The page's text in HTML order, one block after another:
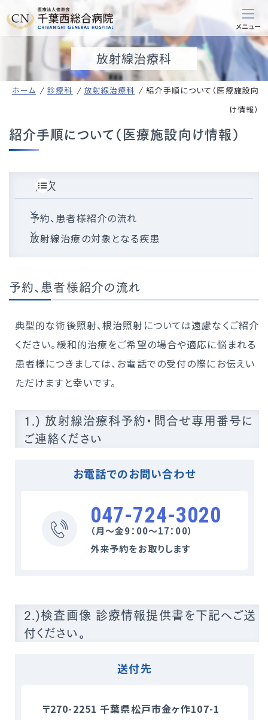
放射線治療科
ホーム 診療科 放射線治療科
紹介手順について（医療施設向
け情報）
紹介手順について（医療施設向け情報）
目次
予約、患者様紹介の流れ
放射線治療の対象となる疾患
予約、患者様紹介の流れ
典型的な術後照射、根治照射については遠慮なくご紹介
ください。緩和的治療をご希望の場合や適応に悩まれる
患者様につきましては、お電話での受付の際にお伝えい
ただけますと幸いです。
1.) 放射線治療科予約・問合せ専用番号に
ご連絡ください
お電話でのお問い合わせ
047-724-3020
（月～金9：00～17：00）
外来予約をお取りします
2.)検査画像 診療情報提供書を下記へご送
付ください。
送付先
〒270-2251 千葉県松戸市金ヶ作107-1